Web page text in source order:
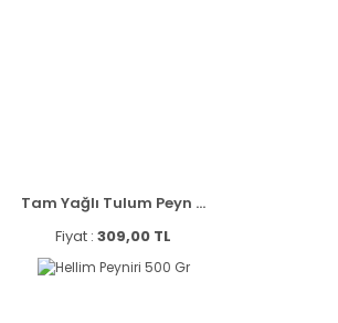
Tam Yağlı Tulum Peyn ...
Fiyat : 309,00 TL